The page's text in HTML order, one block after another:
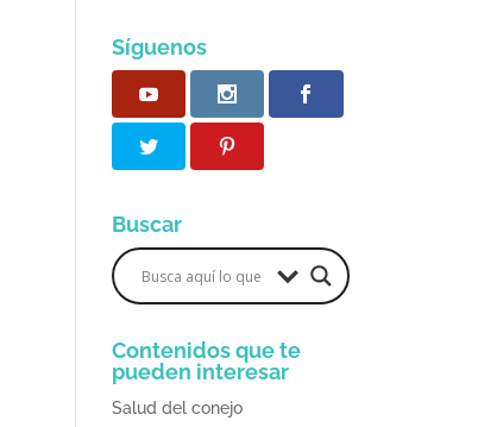
Síguenos
Buscar
Contenidos que te
pueden interesar
Salud del conejo